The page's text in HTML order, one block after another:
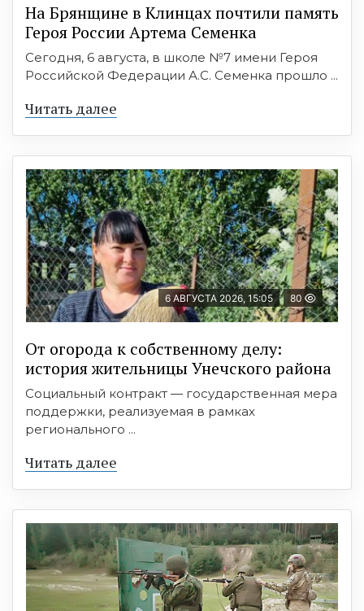
На Брянщине в Клинцах почтили память
Героя России Артема Семенка
Сегодня, 6 августа, в школе №7 имени Героя
Российской Федерации А.С. Семенка прошло ...
Читать далее
6 АВГУСТА 2026, 15:05 80
От огорода к собственному делу:
история жительницы Унечского района
Социальный контракт — государственная мера
поддержки, реализуемая в рамках
регионального ...
Читать далее